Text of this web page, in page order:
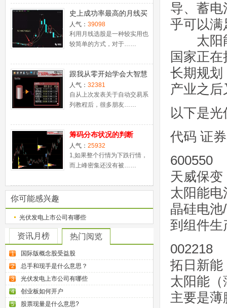
史上成功率最高的月线买
入法，精准高效筛选暴涨
牛股，堪称选股法宝！
人气： 39098
利用月线选股是一种较实用也
较简单的方式，对于……
跟我从零开始学会大智慧
股票池自动交易
人气： 32381
自从上次发表关于自动交易系
列教程后，很多朋友……
筹码分布状况的判断
人气： 25932
1,如果整个行情为下跌行情，
而上峰密集还没有被……
你可能感兴趣
光伏发电上市公司有哪些
资讯月榜 热门阅览
1 国际版概念股受益股
2 总手和现手是什么意思？
3 光伏发电上市公司有哪些
4 创业板如何开户
5 股票现量是什么意思?
导、蓄
乎可以满
太阳能
国家正
长期规划
产业之
以下是
代码 证
600550
天威保变
太阳能电
晶硅电
到组件生
002218
拓日新能
太阳能
主要是